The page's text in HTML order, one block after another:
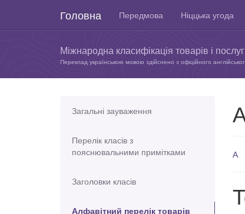
Головна Передмова Ніццька угода
Міжнародна класифікація товарів і
Переклад українською мовою здійснено з офіційного
Загальні зауваження
Перелік класів з
пояснювальними примітками
Заголовки класів
Алфавітний перелік товарів
А